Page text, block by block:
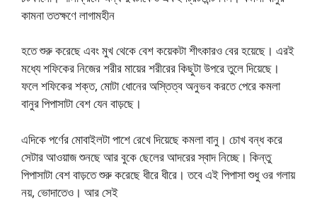
কামনা ততক্ষণে লাগামহীন
হতে শুরু করেছে এবং মুখ থেকে বেশ কয়েকটা শীৎকারও বের হয়েছে। এরই
মধ্যে শফিকের নিজের শরীর মায়ের শরীরের কিছুটা উপরে তুলে দিয়েছে।
ফলে শফিকের শক্ত, মোটা ধোনের অস্তিত্ব অনুভব করতে পেরে কমলা
বানুর পিপাসাটা বেশ যেন বাড়ছে।
এদিকে পর্ণের মোবাইলটা পাশে রেখে দিয়েছে কমলা বানু। চোখ বন্ধ করে
সেটার আওয়াজ শুনছে আর বুকে ছেলের আদরের স্বাদ নিচ্ছে। কিন্তু
পিপাসাটা বেশ বাড়তে শুরু করেছে ধীরে ধীরে। তবে এই পিপাসা শুধু ওর গলায়
নয়, ভোদাতেও। আর সেই